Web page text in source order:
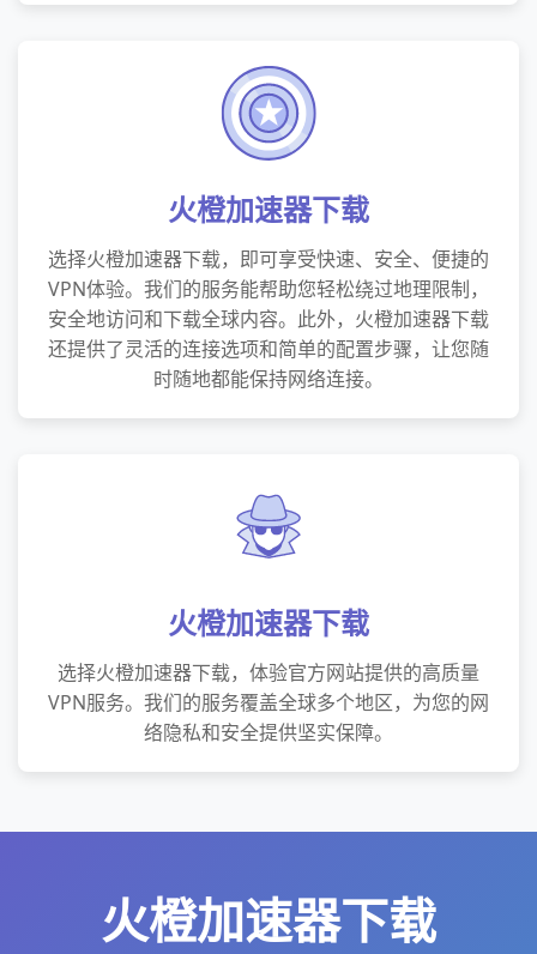
火橙加速器下载
选择火橙加速器下载，即可享受快速、安全、便捷的
VPN体验。我们的服务能帮助您轻松绕过地理限制，
安全地访问和下载全球内容。此外，火橙加速器下载
还提供了灵活的连接选项和简单的配置步骤，让您随
时随地都能保持网络连接。
火橙加速器下载
选择火橙加速器下载，体验官方网站提供的高质量
VPN服务。我们的服务覆盖全球多个地区，为您的网
络隐私和安全提供坚实保障。
火橙加速器下载